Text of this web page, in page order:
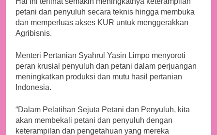
Hal ini terlihat semakin meningkatnya keterampilan
petani dan penyuluh secara teknis hingga membuka
dan memperluas akses KUR untuk menggerakkan
Menteri Pertanian Syahrul Yasin Limpo menyoroti
peran krusial penyuluh dan petani dalam perjuangan
meningkatkan produksi dan mutu hasil pertanian
“Dalam Pelatihan Sejuta Petani dan Penyuluh, kita
akan membekali petani dan penyuluh dengan